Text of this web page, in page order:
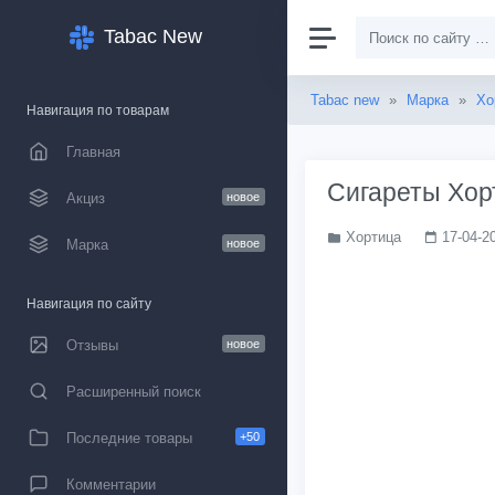
Tabac New
Навигация по товарам
Главная
Акциз новое
Марка новое
Навигация по сайту
Отзывы новое
Расширенный поиск
Последние товары +50
Комментарии
Tabac new » Марка »
Сигареты
Хортица 17-04-